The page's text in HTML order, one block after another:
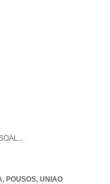
...
POUSOS, UNIAO